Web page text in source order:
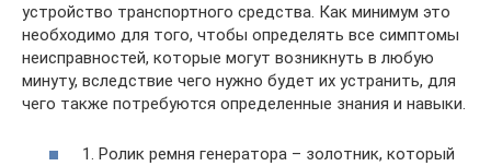
устройство транспортного средства. Как минимум это
необходимо для того, чтобы определять все симптомы
неисправностей, которые могут возникнуть в любую
минуту, вследствие чего нужно будет их устранить, для
чего также потребуются определенные знания и навыки.
1. Ролик ремня генератора – золотник, который